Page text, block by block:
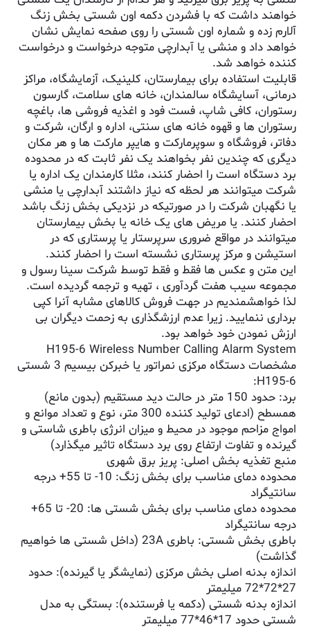
خواهند داشت که با فشردن دکمه اون شستی بخش زنگ
آلارم زده و شماره اون شستی را روی صفحه نمایش نشان
خواهد داد و منشی یا آبدارچی متوجه درخواست و درخواست
کننده خواهد شد.
قابلیت استفاده برای بیمارستان، کلینیک، آزمایشگاه، مراکز
درمانی، آسایشگاه سالمندان، خانه های سلامت، گارسون
رستوران، کافی شاپ، فست فود و اغذیه فروشی ها، باغچه
رستوران ها و قهوه خانه های سنتی، اداره و ارگان، شرکت و
دفاتر، فروشگاه و سوپرمارکت و هایپر مارکت ها و هر مکان
دیگری که چندین نفر بخواهند یک نفر ثابت که در محدوده
برد دستگاه است را احضار کنند، مثلا کارمندان یک اداره یا
شرکت میتوانند هر لحظه که نیاز داشتند آبدارچی یا منشی
یا نگهبان شرکت را در صورتیکه در نزدیکی بخش زنگ باشد
احضار کنند. یا مریض های یک خانه یا بخش بیمارستان
میتوانند در مواقع ضروری سرپرستار یا پرستاری که در
استیشن و مرکز پرستاری نشسته است را احضار کنند.
این متن و عکس ها فقط و فقط توسط شرکت سینا رسول و
مجموعه سیب هفت گردآوری ، تهیه و ترجمه گردیده است.
لذا خواهشمندیم در جهت فروش کالاهای مشابه آنرا کپی
برداری ننمایید. زیرا عدم ارزشگذاری به زحمت دیگران بی
ارزش نمودن خود خواهد بود.
H195-6 Wireless Number Calling Alarm System
مشخصات دستگاه مرکزی نمراتور یا خبرکن بیسیم 3 شستی
H195-6:
برد: حدود 150 متر در حالت دید مستقیم (بدون مانع)
همسطح (ادعای تولید کننده 300 متر، نوع و تعداد موانع و
امواج مزاحم موجود در محیط و میزان انرژی باطری شاستی و
گیرنده و تفاوت ارتفاع روی برد دستگاه تاثیر میگذارد)
منبع تغذیه بخش اصلی: پریز برق شهری
محدوده دمای مناسب برای بخش زنگ: 10- تا 55+ درجه
سانتیگراد
محدوده دمای مناسب برای بخش شستی ها: 20- تا 65+
درجه سانتیگراد
باطری بخش شستی: باطری 23A (داخل شستی ها خواهیم
گذاشت)
اندازه بدنه اصلی بخش مرکزی (نمایشگر یا گیرنده): حدود
27*72*72 میلیمتر
اندازه بدنه شستی (دکمه یا فرستنده): بستگی به مدل
شستی حدود 17*46*77 میلیمتر